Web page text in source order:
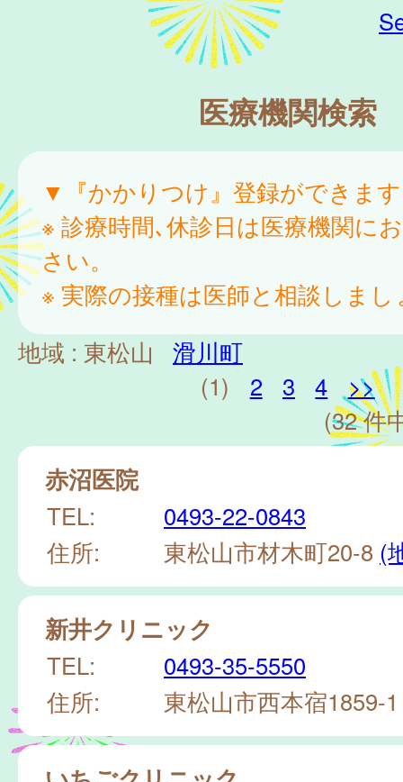
医療機関検索
▼『かかりつけ』登録ができま
※ 診療時間､休診日は医療機関に
さい。
※ 実際の接種は医師と相談しまし
地域 : 東松山
滑川町
(1)
2 3 4
>>
(32 件
赤沼医院
TEL:
0493-22-0843
住所:
東松山市材木町20-8 (
新井クリニック
TEL:
0493-35-5550
住所:
東松山市西本宿1859-